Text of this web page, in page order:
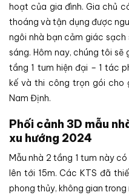
hoạt của gia đình. Gia chủ
thoáng và tận dụng được
ngôi nhà bạn cảm giác
sáng. Hôm nay, chúng tôi
tầng 1 tum hiện đại – 1 tác
kế và thi công trọn gói cho
Nam Định.
Phối cảnh 3D mẫu
xu hướng 2024
Mẫu nhà 2 tầng 1 tum này
lên tới 15m. Các KTS đã
phong thủy, không gian